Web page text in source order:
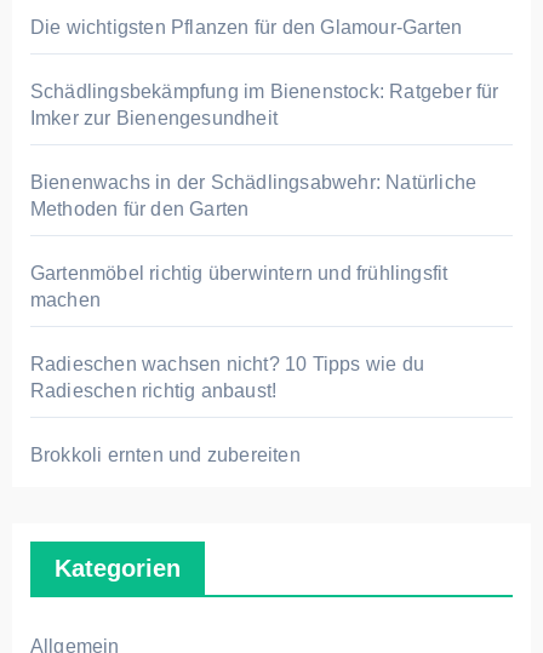
n
a
c
h
:
Die wichtigsten Pflanzen für den Glamour-Garten
Schädlingsbekämpfung im Bienenstock: Ratgeber für
Imker zur Bienengesundheit
Bienenwachs in der Schädlingsabwehr: Natürliche
Methoden für den Garten
Gartenmöbel richtig überwintern und frühlingsfit
machen
Radieschen wachsen nicht? 10 Tipps wie du
Radieschen richtig anbaust!
Brokkoli ernten und zubereiten
Kategorien
Allgemein